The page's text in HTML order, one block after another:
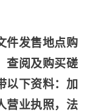
件发售地点购
查阅及购买磋
以下资料：加
营业执照，法